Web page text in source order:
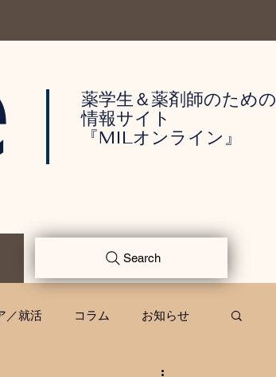
薬学生＆薬剤師のための
情報サイト
『MILオンライン』
Search
／就活 コラム お知らせ